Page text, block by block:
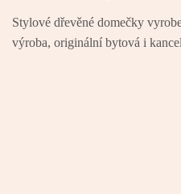
Stylové dřevěné domečky
výroba, originální bytová i